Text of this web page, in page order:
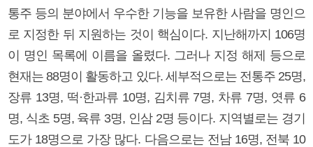
통주 등의 분야에서 우수한 기능을 보유한 사람을 명인으
로 지정한 뒤 지원하는 것이 핵심이다. 지난해까지 106명
이 명인 목록에 이름을 올렸다. 그러나 지정 해제 등으로
현재는 88명이 활동하고 있다. 세부적으로는 전통주 25명,
장류 13명, 떡·한과류 10명, 김치류 7명, 차류 7명, 엿류 6
명, 식초 5명, 육류 3명, 인삼 2명 등이다. 지역별로는 경기
도가 18명으로 가장 많다. 다음으로는 전남 16명, 전북 10